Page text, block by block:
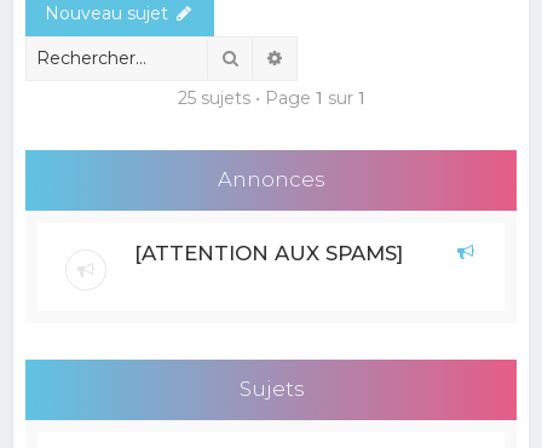
Nouveau sujet
Rechercher
25 sujets • Page 1 sur 1
Annonces
[ATTENTION AUX SPAMS]
Sujets